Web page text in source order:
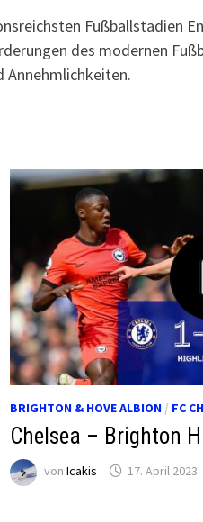
Fußballstadien
des modernen
Annehmlichkeiten.
BRIGHTON & HOVE ALBION/ FC
Chelsea – Brighton
von Icakis 17. April 2023